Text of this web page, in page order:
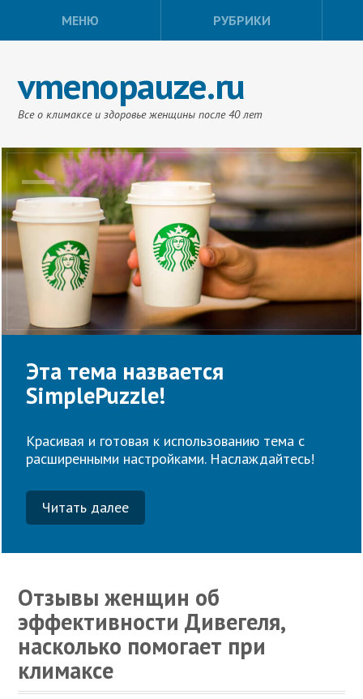
МЕНЮ РУБРИКИ
vmenopauze.ru
Все о климаксе и здоровье женщины после 40 лет
Эта тема назвается
SimplePuzzle!
Красивая и готовая к использованию тема с
расширенными настройками. Наслаждайтесь!
Читать далее
Отзывы женщин об
эффективности Дивегеля,
насколько помогает при
климаксе